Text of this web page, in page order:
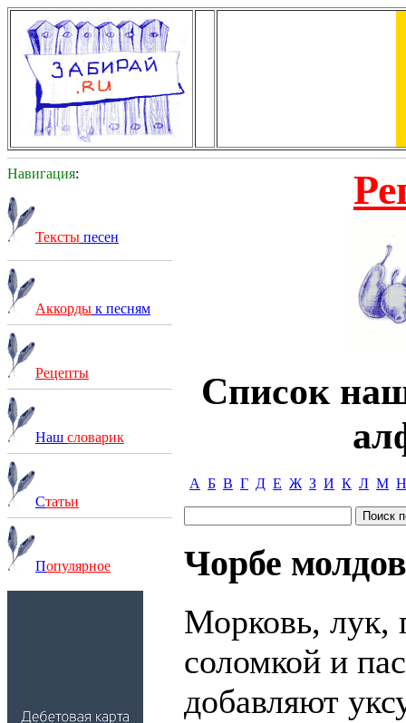
Навигация:
Тексты песен
Аккорды к песням
Рецепты
Наш словарик
Статьи
Популярное
Список
А Б В Г Д Е Ж З И К Л М Н
Чорбе
Морковь, лук,
соломкой и
добавляют